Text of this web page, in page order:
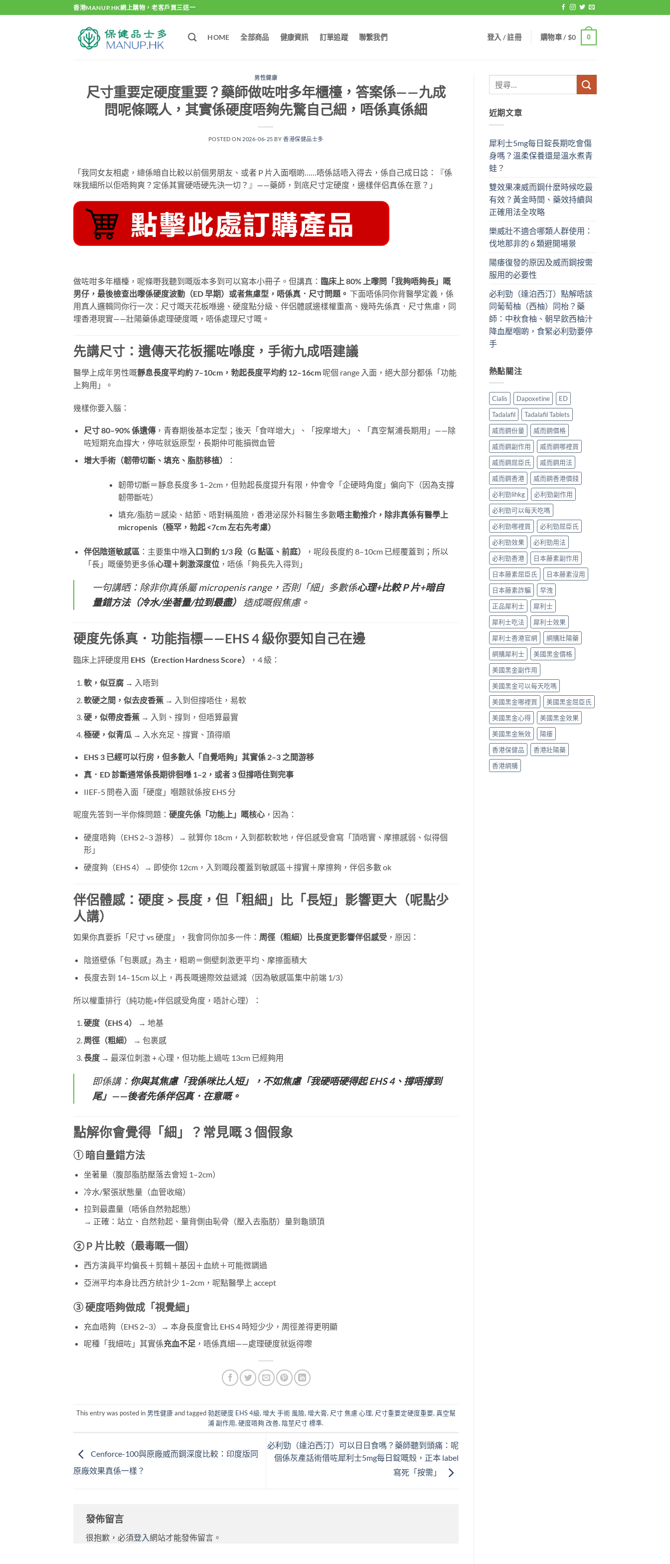
to
香港MANUP.HK網上購物，老客戶買三送一
HOME 全部商品 健康資訊 訂單追蹤 聯繫我們 登入 / 註冊 購物車 /$0 0
男性健康
尺寸重要定硬度重要？藥師做咗咁多年櫃檯，答案係——九成
問呢條嘅人，其實係硬度唔夠先驚自己細，唔係真係細
POSTED ON 2026-06-25 BY香港保健品士多
「我同女友相處，總係暗自比較以前個男朋友、或者 P 片入面嗰啲……唔係話唔入得去，係自己成日諗：『係
咪我細所以佢唔夠爽？定係其實硬唔硬先決一切？』——藥師，到底尺寸定硬度，邊樣伴侣真係在意？」
做咗咁多年櫃檯，呢條嘢我聽到嘅版本多到可以寫本小冊子。但講真： 臨床上 80% 上嚟問「我夠唔夠長」嘅
男仔，最後檢查出嚟係硬度波動（ED 早期）或者焦慮型，唔係真．尺寸問題。 ​ 下面唔係同你背醫學定義，係
用真人邏輯同你行一次：尺寸嘅天花板喺邊、硬度點分級、伴侶體感邊樣權重高、幾時先係真．尺寸焦慮，同
埋香港現實——壯陽藥係處理硬度嘅，唔係處理尺寸嘅。
先講尺寸：遺傳天花板擺咗喺度，手術九成唔建議
醫學上成年男性嘅靜息長度平均約 7–10cm，勃起長度平均約 12–16cm ​ 呢個 range 入面，絕大部分都係「功能
上夠用」。
幾樣你要入腦：
尺寸 80–90% 係遺傳，青春期後基本定型；後天「食咩增大」、「按摩增大」、「真空幫浦長期用」——除
咗短期充血撐大，停咗就返原型，長期仲可能損微血管
增大手術（韌帶切斷、填充、脂肪移植）
：
韌帶切斷＝靜息長度多 1–2cm，但勃起長度提升有限，仲會令「企硬時角度」偏向下（因為支撐
韌帶斷咗）
填充/脂肪＝感染、結節、唔對稱風險，香港泌尿外科醫生多數唔主動推介，除非真係有醫學上
micropenis（極罕，勃起 <7cm 左右先考慮）
伴侶陰道敏感區 ：主要集中喺 入口到約 1/3 段（G 點區、前庭）
，呢段長度約 8–10cm 已經覆蓋到；所以
「長」嘅優勢更多係心理＋刺激深度位，唔係「夠長先入得到」
一句講晒：除非你真係屬 micropenis range，否則「細」多數係心理+比較 P 片+暗自
量錯方法（冷水/坐著量/拉到最盡）
​ 造成嘅假焦慮。
硬度先係真．功能指標——EHS 4 級你要知自己在邊
臨床上評硬度用 EHS（Erection Hardness Score） ，4 級：
軟，似豆腐​ → 入唔到
軟硬之間，似去皮香蕉​ → 入到但撐唔住，易軟
硬，似帶皮香蕉​ → 入到、撐到，但唔算最實
極硬，似青瓜 ​ → 入水充足、撐實、頂得順
EHS 3 已經可以行房，但多數人「自覺唔夠」其實係 2–3 之間游移
真．ED 診斷通常係長期徘徊喺 1–2，或者 3 但撐唔住到完事
IIEF-5 問卷入面「硬度」嗰題就係按 EHS 分
呢度先答到一半你條問題： 硬度先係「功能上」嘅核心 ，因為：
硬度唔夠（EHS 2–3 游移）→ 就算你 18cm，入到都軟軟地，伴侣感受會寫「頂唔實、摩擦感弱、似得個
形」
硬度夠（EHS 4）→ 即使你 12cm，入到嘅段覆蓋到敏感區＋撐實＋摩擦夠，伴侣多數 ok
伴侶體感：硬度 > 長度，但「粗細」比「長短」影響更大（呢點少
人講）
如果你真要拆「尺寸 vs 硬度」，我會同你加多一件： 周徑（粗細）比長度更影響伴侣感受 ，原因：
陰道壁係「包裹感」為主，粗啲＝側壁刺激更平均、摩擦面積大
長度去到 14–15cm 以上，再長嘅邊際效益遞減（因為敏感區集中前端 1/3）
所以權重排行（純功能+伴侣感受角度，唔計心理）：
硬度（EHS 4）
​ → 地基
周徑（粗細）
​ → 包裹感
長度​ → 最深位刺激 + 心理，但功能上過咗 13cm 已經夠用
即係講： 你與其焦慮「我係咪比人短」，不如焦慮「我硬唔硬得起 EHS 4、撐唔撐到
尾」——後者先係伴侶真．在意嘅。
點解你會覺得「細」？常見嘅 3 個假象
① 暗自量錯方法
坐著量（腹部脂肪壓落去會短 1–2cm）
冷水/緊張狀態量（血管收縮）
拉到最盡量（唔係自然勃起態）
→ 正確：站立、自然勃起、量背側由恥骨（壓入去脂肪）量到龜頭頂
② P 片比較（最毒嘅一個）
西方演員平均偏長＋剪輯＋基因＋血統＋可能微調過
亞洲平均本身比西方統計少 1–2cm，呢點醫學上 accept
③ 硬度唔夠做成「視覺細」
充血唔夠（EHS 2–3）→ 本身長度會比 EHS 4 時短少少，周徑差得更明顯
呢種「我細咗」其實係充血不足 ，唔係真細——處理硬度就返得嚟
This entry was posted in 男性健康and tagged勃起硬度 EHS 4級,增大 手術 風險,增大膏, 尺寸 焦慮 心理, 尺寸重要定硬度重要,真空幫
浦 副作用,硬度唔夠 改善, 陰莖尺寸 標準.
Cenforce-100與原廠威而鋼深度比較：印度版同
原廠效果真係一樣？
必利勁（達泊西汀）可以日日食嗎？藥師聽到頭痛：呢
個係灰產話術借咗犀利士5mg每日錠嘅殼，正本 label
寫死「按需」
發佈留言
很抱歉，必須登入網站才能發佈留言。
近期文章
犀利士5mg每日錠長期吃會傷
身嗎？溫柔保養還是溫水煮青
蛙？
雙效果凍威而鋼什麼時候吃最
有效？黃金時間、藥效持續與
正確用法全攻略
樂威壯不適合哪類人群使用：
伐地那非的 6 類避開場景
陽痿復發的原因及威而鋼按需
服用的必要性
必利勁（達泊西汀）點解唔該
同葡萄柚（西柚）同枱？藥
師：中秋食柚、朝早飲西柚汁
降血壓嗰啲，食緊必利勁要停
手
熱點關注
Cialis Dapoxetine
ED
Tadalafil
Tadalafil Tablets
威而鋼份量
威而鋼價格
威而鋼副作用
威而鋼哪裡買
威而鋼屈臣氏
威而鋼用法
威而鋼香港
威而鋼香港價錢
必利勁lihkg
必利勁副作用
必利勁可以每天吃嗎
必利勁哪裡買
必利勁屈臣氏
必利勁效果
必利勁用法
必利勁香港
日本藤素副作用
日本藤素屈臣氏
日本藤素沒用
日本藤素詐騙
早洩
正品犀利士
犀利士
犀利士吃法
犀利士效果
犀利士香港官網
網購壯陽藥
網購犀利士
美國黑金價格
美國黑金副作用
美國黑金可以每天吃嗎
美國黑金哪裡買
美國黑金屈臣氏
美國黑金心得
美國黑金效果
美國黑金無效
陽痿
香港保健品
香港壯陽藥
香港網購